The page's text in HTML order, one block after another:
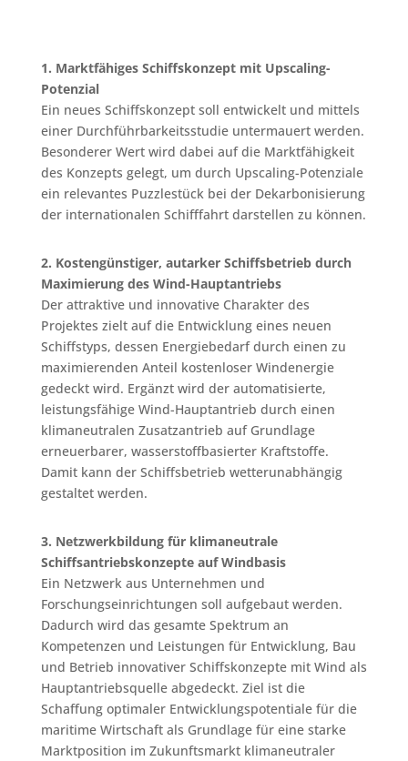
1. Marktfähiges Schiffskonzept mit Upscaling-
Potenzial
Ein neues Schiffskonzept soll entwickelt und mittels
einer Durchführbarkeitsstudie untermauert werden.
Besonderer Wert wird dabei auf die Marktfähigkeit
des Konzepts gelegt, um durch Upscaling-Potenziale
ein relevantes Puzzlestück bei der Dekarbonisierung
der internationalen Schifffahrt darstellen zu können.
2. Kostengünstiger, autarker Schiffsbetrieb durch
Maximierung des Wind-Hauptantriebs
Der attraktive und innovative Charakter des
Projektes zielt auf die Entwicklung eines neuen
Schiffstyps, dessen Energiebedarf durch einen zu
maximierenden Anteil kostenloser Windenergie
gedeckt wird. Ergänzt wird der automatisierte,
leistungsfähige Wind-Hauptantrieb durch einen
klimaneutralen Zusatzantrieb auf Grundlage
erneuerbarer, wasserstoffbasierter Kraftstoffe.
Damit kann der Schiffsbetrieb wetterunabhängig
gestaltet werden.
3. Netzwerkbildung für klimaneutrale
Schiffsantriebskonzepte auf Windbasis
Ein Netzwerk aus Unternehmen und
Forschungseinrichtungen soll aufgebaut werden.
Dadurch wird das gesamte Spektrum an
Kompetenzen und Leistungen für Entwicklung, Bau
und Betrieb innovativer Schiffskonzepte mit Wind als
Hauptantriebsquelle abgedeckt. Ziel ist die
Schaffung optimaler Entwicklungspotentiale für die
maritime Wirtschaft als Grundlage für eine starke
Marktposition im Zukunftsmarkt klimaneutraler